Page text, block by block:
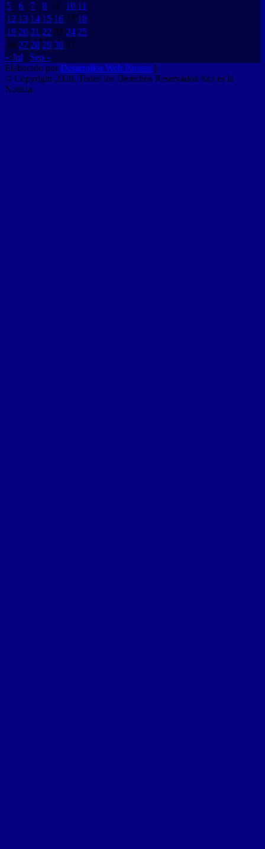
5
6 7 8 9 10 11
12 13 14 15 16 17 18
19 20 21 22 23 24 25
26 27 28 29 30 31
« Jul
Sep »
Elaborado porDesarrollos Web Paruste
© Copyright 2026, Todos los Derechos Reservados Aca es la
Noticia